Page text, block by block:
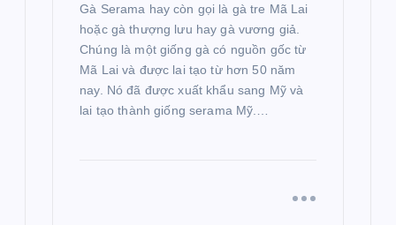
Gà Serama hay còn gọi là gà tre Mã Lai
hoặc gà thượng lưu hay gà vương giả.
Chúng là một giống gà có nguồn gốc từ
Mã Lai và được lai tạo từ hơn 50 năm
nay. Nó đã được xuất khẩu sang Mỹ và
lai tạo thành giống serama Mỹ.…